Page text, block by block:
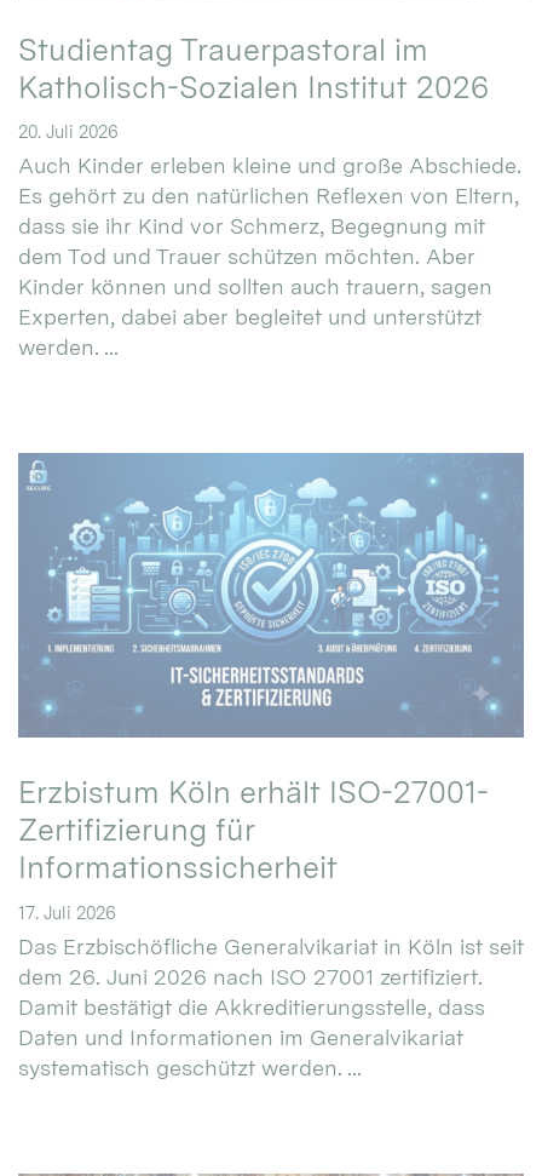
Studientag Trauerpastoral im
Katholisch-Sozialen Institut 2026
20. Juli 2026
Auch Kinder erleben kleine und große Abschiede.
Es gehört zu den natürlichen Reflexen von Eltern,
dass sie ihr Kind vor Schmerz, Begegnung mit
dem Tod und Trauer schützen möchten. Aber
Kinder können und sollten auch trauern, sagen
Experten, dabei aber begleitet und unterstützt
werden. ...
Erzbistum Köln erhält ISO-27001-
Zertifizierung für
Informationssicherheit
17. Juli 2026
Das Erzbischöfliche Generalvikariat in Köln ist seit
dem 26. Juni 2026 nach ISO 27001 zertifiziert.
Damit bestätigt die Akkreditierungsstelle, dass
Daten und Informationen im Generalvikariat
systematisch geschützt werden. ...